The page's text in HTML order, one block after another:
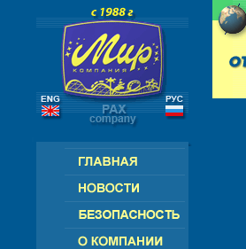
- СНГ - ЕВРОПА -